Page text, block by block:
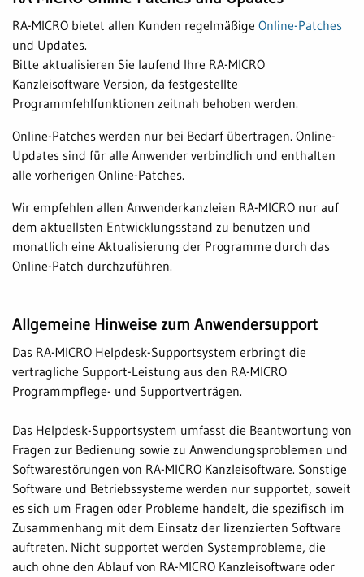
RA-MICRO bietet allen Kunden regelmäßige Online-Patches
und Updates.
Bitte aktualisieren Sie laufend Ihre RA-MICRO
Kanzleisoftware Version, da festgestellte
Programmfehlfunktionen zeitnah behoben werden.
Online-Patches werden nur bei Bedarf übertragen. Online-
Updates sind für alle Anwender verbindlich und enthalten
alle vorherigen Online-Patches.
Wir empfehlen allen Anwenderkanzleien RA-MICRO nur auf
dem aktuellsten Entwicklungsstand zu benutzen und
monatlich eine Aktualisierung der Programme durch das
Online-Patch durchzuführen.
Allgemeine Hinweise zum Anwendersupport
Das RA-MICRO Helpdesk-Supportsystem erbringt die
vertragliche Support-Leistung aus den RA-MICRO
Programmpflege- und Supportverträgen.
Das Helpdesk-Supportsystem umfasst die Beantwortung von
Fragen zur Bedienung sowie zu Anwendungsproblemen und
Softwarestörungen von RA-MICRO Kanzleisoftware. Sonstige
Software und Betriebssysteme werden nur supportet, soweit
es sich um Fragen oder Probleme handelt, die spezifisch im
Zusammenhang mit dem Einsatz der lizenzierten Software
auftreten. Nicht supportet werden Systemprobleme, die
auch ohne den Ablauf von RA-MICRO Kanzleisoftware oder